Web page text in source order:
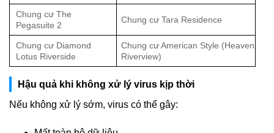
Chung cư The
Pegasuite 2
Chung cư Tara Residence
Chung cư Diamond
Lotus Riverside
Chung cư American Style (Heaven
Riverview)
Hậu quả khi không xử lý virus kịp thời
Nếu không xử lý sớm, virus có thể gây: